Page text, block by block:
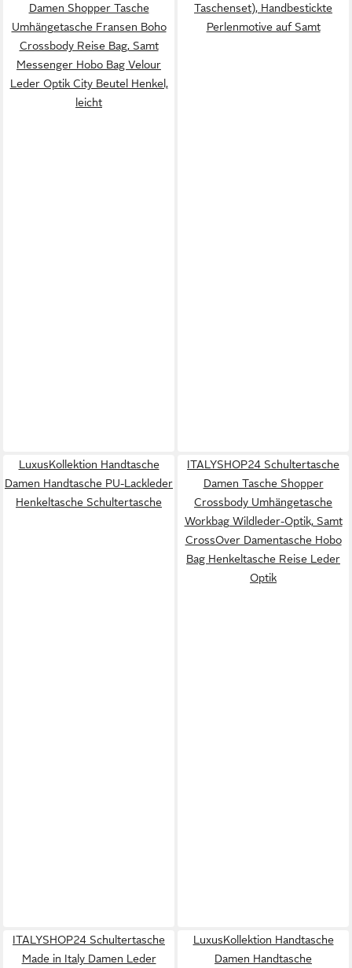
Damen Shopper Tasche
Umhängetasche Fransen Boho
Crossbody Reise Bag, Samt
Messenger Hobo Bag Velour
Leder Optik City Beutel Henkel,
leicht
Taschenset), Handbestickte
Perlenmotive auf Samt
LuxusKollektion Handtasche
Damen Handtasche PU-Lackleder
Henkeltasche Schultertasche
ITALYSHOP24 Schultertasche
Damen Tasche Shopper
Crossbody Umhängetasche
Workbag Wildleder-Optik, Samt
CrossOver Damentasche Hobo
Bag Henkeltasche Reise Leder
Optik
ITALYSHOP24 Schultertasche
Made in Italy Damen Leder
LuxusKollektion Handtasche
Damen Handtasche